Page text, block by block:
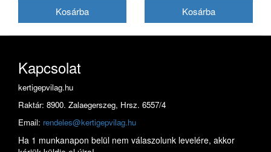
Kapcsolat
kertigepvilag.hu
Raktár: 8900. Zalaegerszeg, Hrsz. 6557/4
Email: rendeles@kertigepvilag.hu
Ha 1 munkanapon belül nem válaszolunk levelére, akkor